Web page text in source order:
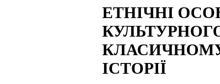
ЕТНІЧНІ
ІСТОРІЇ